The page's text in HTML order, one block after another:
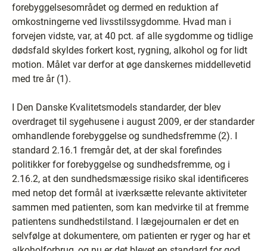
forebyggelsesområdet og dermed en reduktion af
omkostningerne ved livsstilssygdomme. Hvad man i
forvejen vidste, var, at 40 pct. af alle sygdomme og tidlige
dødsfald skyldes forkert kost, rygning, alkohol og for lidt
motion. Målet var derfor at øge danskernes middellevetid
med tre år (1).
I Den Danske Kvalitetsmodels standarder, der blev
overdraget til sygehusene i august 2009, er der standarder
omhandlende forebyggelse og sundhedsfremme (2). I
standard 2.16.1 fremgår det, at der skal forefindes
politikker for forebyggelse og sundhedsfremme, og i
2.16.2, at den sundhedsmæssige risiko skal identificeres
med netop det formål at iværksætte relevante aktiviteter
sammen med patienten, som kan medvirke til at fremme
patientens sundhedstilstand. I lægejournalen er det en
selvfølge at dokumentere, om patienten er ryger og har et